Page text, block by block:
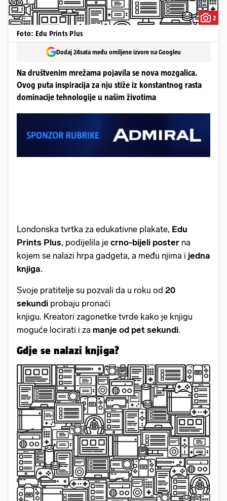
2
Foto: Edu Prints Plus
Dodaj 24sata među omiljene izvore na Googleu
Na društvenim mrežama pojavila se nova mozgalica.
Ovog puta inspiracija za nju stiže iz konstantnog rasta
dominacije tehnologije u našim životima
Londonska tvrtka za edukativne plakate, Edu
Prints Plus, podijelila je crno-bijeli poster na
kojem se nalazi hrpa gadgeta, a među njima i jedna
knjiga.
Svoje pratitelje su pozvali da u roku od 20
sekundi probaju pronaći
knjigu. Kreatori zagonetke tvrde kako je knjigu
moguće locirati i za manje od pet sekundi.
Gdje se nalazi knjiga?